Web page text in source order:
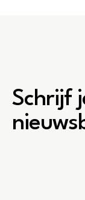
Schrijf